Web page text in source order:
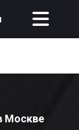
Москве